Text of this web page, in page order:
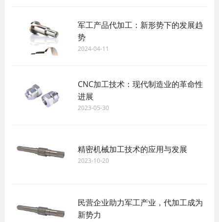
军工产品代加工：新形势下的发展趋
势
2024-04-11
CNC加工技术：现代制造业的革命性
进展
2023-05-30
精密机械加工技术的应用与发展
2023-10-20
民营企业助力军工产业，代加工成为
新势力